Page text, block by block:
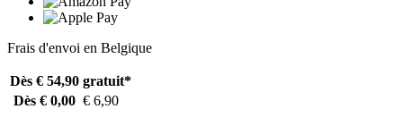
Frais d'envoi en Belgique
Dès € 54,90 gratuit*
Dès € 0,00 € 6,90